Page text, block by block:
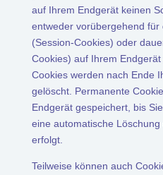
auf Ihrem Endgerät keinen
entweder vorübergehend für
(Session-Cookies) oder
Cookies) auf Ihrem
Cookies werden nach Ende
gelöscht. Permanente
Endgerät gespeichert, bis
eine automatische
erfolgt.
Teilweise können auch